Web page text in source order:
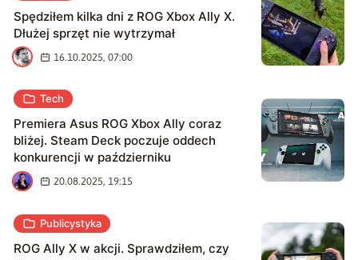
Spędziłem kilka dni z ROG Xbox Ally X.
Dłużej sprzęt nie wytrzymał
M
16.10.2025, 07:00
Tech
Premiera Asus ROG Xbox Ally coraz
bliżej. Steam Deck poczuje oddech
konkurencji w październiku
M
20.08.2025, 19:15
Publicystyka
ROG Ally X w akcji. Sprawdziłem, czy